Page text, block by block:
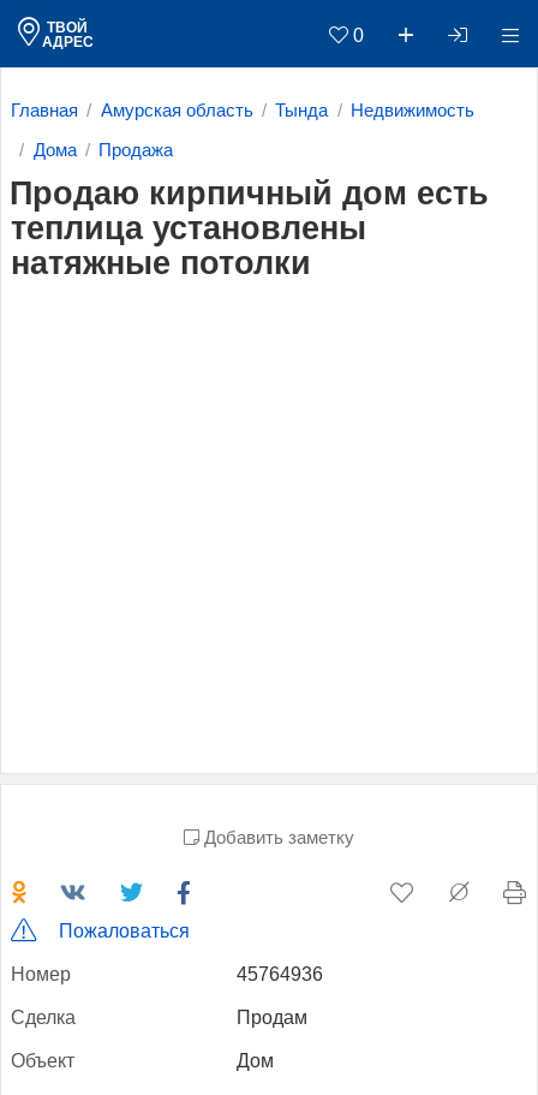
ТВОЙ
АДРЕС
0
Главная Амурская область Тында Недвижимость
Дома Продажа
Продаю кирпичный дом есть
теплица установлены
натяжные потолки
Добавить заметку
Пожаловаться
Но­мер 45764936
Сдел­ка Продам
Объ­ект Дом